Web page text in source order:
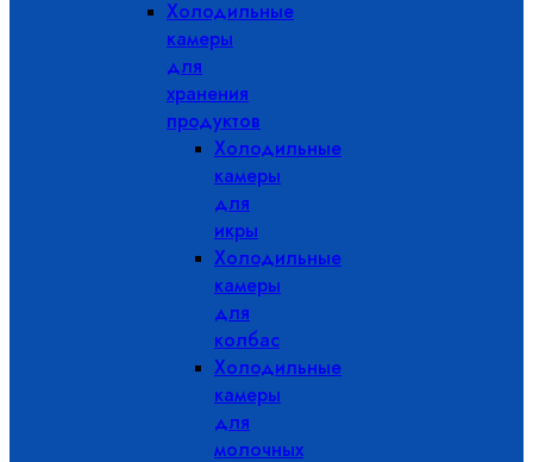
Холодильные
камеры
для
хранения
продуктов
Холодильные
камеры
для
икры
Холодильные
камеры
для
колбас
Холодильные
камеры
для
молочных